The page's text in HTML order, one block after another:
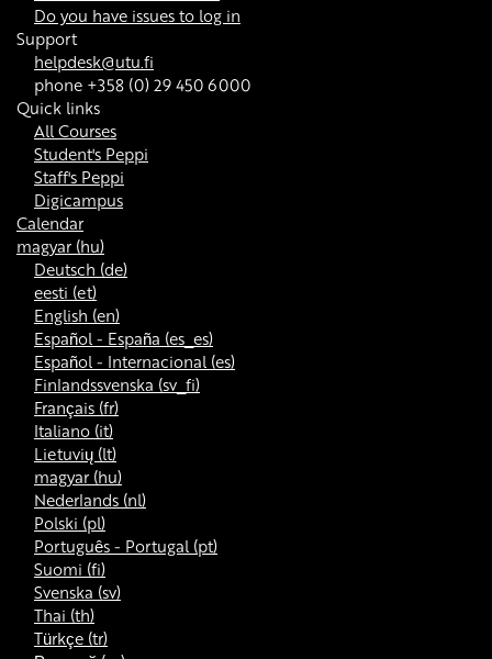
Do you have issues to log in
Support
helpdesk@utu.fi
phone +358 (0) 29 450 6000
Quick links
All Courses
Student's Peppi
Staff's Peppi
Digicampus
Calendar
magyar ‎(hu)‎
Deutsch ‎(de)‎
eesti ‎(et)‎
English ‎(en)‎
Español - España ‎(es_es)‎
Español - Internacional ‎(es)‎
Finlandssvenska ‎(sv_fi)‎
Français ‎(fr)‎
Italiano ‎(it)‎
Lietuvių ‎(lt)‎
magyar ‎(hu)‎
Nederlands ‎(nl)‎
Polski ‎(pl)‎
Português - Portugal ‎(pt)‎
Suomi ‎(fi)‎
Svenska ‎(sv)‎
Thai ‎(th)‎
Türkçe ‎(tr)‎